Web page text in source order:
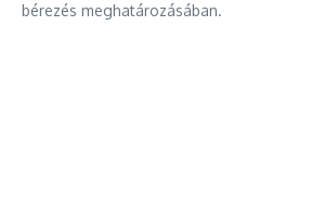
bérezés meghatározásában.